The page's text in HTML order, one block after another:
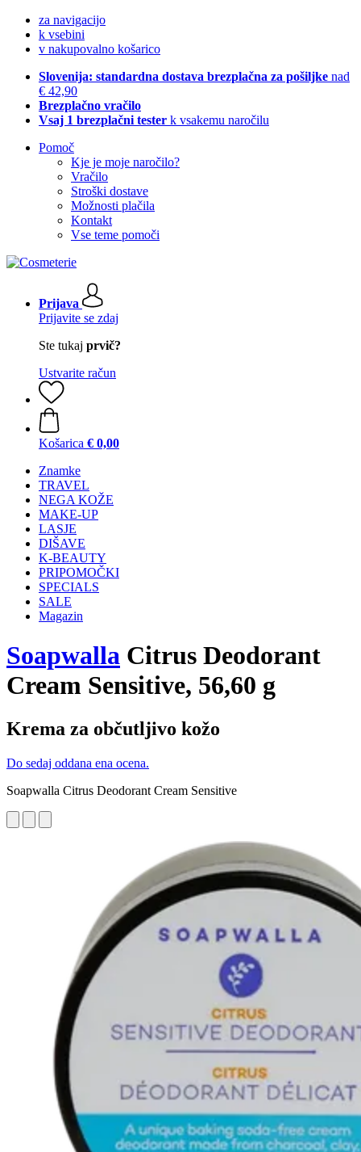
za navigacijo
k vsebini
v nakupovalno košarico
Slovenija: standardna dostava brezplačna za pošiljke nad
€ 42,90
Brezplačno vračilo
Vsaj 1 brezplačni tester k vsakemu naročilu
Pomoč
Kje je moje naročilo?
Vračilo
Stroški dostave
Možnosti plačila
Kontakt
Vse teme pomoči
Prijava
Prijavite se zdaj
Ste tukaj prvič?
Ustvarite račun
Košarica € 0,00
Znamke
TRAVEL
NEGA KOŽE
MAKE-UP
LASJE
DIŠAVE
K-BEAUTY
PRIPOMOČKI
SPECIALS
SALE
Magazin
Soapwalla Citrus Deodorant
Cream Sensitive, 56,60 g
Krema za občutljivo kožo
Do sedaj oddana ena ocena.
Soapwalla Citrus Deodorant Cream Sensitive